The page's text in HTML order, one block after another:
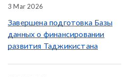
3 Mar 2026
Завершена подготовка Базы
данных о финансировании
развития Таджикистана